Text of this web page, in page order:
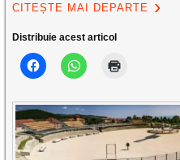
CITEȘTE MAI DEPARTE
Distribuie acest articol